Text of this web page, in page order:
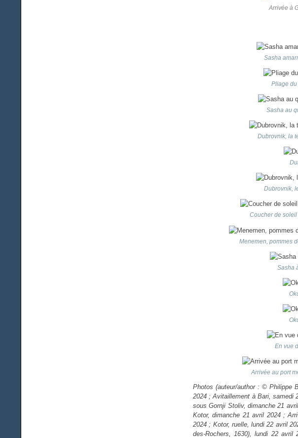
Arrivée à
Sasha
Pliage du
Sasha au
Dubrovnik, la
Dubrovnik,
Coucher de
Menemen, pommes
Sasha
En vue
Arrivée au port
Photos (auteur/author : © Philippe
2024 ; Avitaillement à Bari, samedi
sous Gornji Stoliv, dimanche 21
Kotor, dimanche 21 avril 2024 ;
2024 ; Kotor, ruelle, lundi 22 avril
des-Rochers, 1630), lundi 22 avril